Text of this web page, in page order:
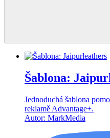
Šablona:
Jednoduchá šablona
reklamě Advantage+.
Autor: MarkMedia